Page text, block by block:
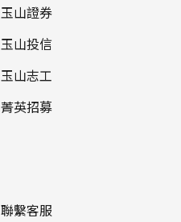
玉山證券
玉山投信
玉山志工
菁英招募
聯繫客服